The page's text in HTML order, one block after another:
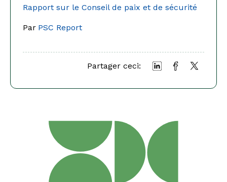
Rapport sur le Conseil de paix et de sécurité
Par PSC Report
Partager ceci: